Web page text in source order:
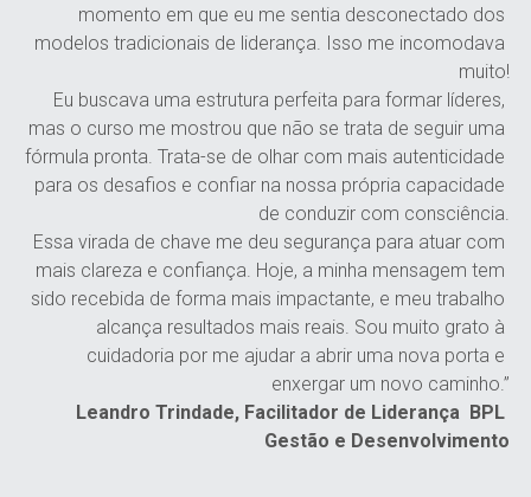
momento em que eu me sentia desconectado dos
modelos tradicionais de liderança. Isso me incomodava
muito!
Eu buscava uma estrutura perfeita para formar líderes,
mas o curso me mostrou que não se trata de seguir uma
fórmula pronta. Trata-se de olhar com mais autenticidade
para os desafios e confiar na nossa própria capacidade
de conduzir com consciência.
Essa virada de chave me deu segurança para atuar com
mais clareza e confiança. Hoje, a minha mensagem tem
sido recebida de forma mais impactante, e meu trabalho
alcança resultados mais reais. Sou muito grato à
cuidadoria por me ajudar a abrir uma nova porta e
enxergar um novo caminho.”
Leandro Trindade, Facilitador de Liderança  BPL
Gestão e Desenvolvimento